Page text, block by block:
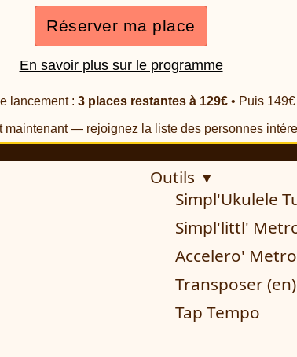
Réserver ma place
En savoir plus sur le programme
lancement : 3 places restantes à 129€• Puis 149€
maintenant — rejoignez la liste des personnes
Outils ▾
Simpl'Ukulele
Simpl'littl'
Accelero'
Transposer (en)
Tap Tempo